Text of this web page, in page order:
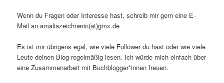
Wenn du Fragen oder Interesse hast, schreib mir gern eine E-
Mail an amaliazeichnerin(at)gmx.de
Es ist mir übrigens egal, wie viele Follower du hast oder wie viele
Leute deinen Blog regelmäßig lesen. Ich würde mich einfach über
eine Zusammenarbeit mit Buchblogger*innen freuen.